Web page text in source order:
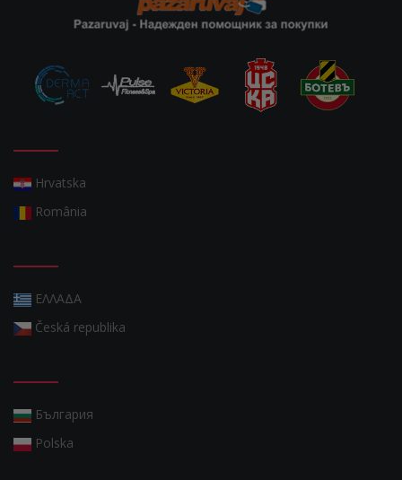
Hrvatska
România
ΕΛΛΑΔΑ
Česká republika
България
Polska